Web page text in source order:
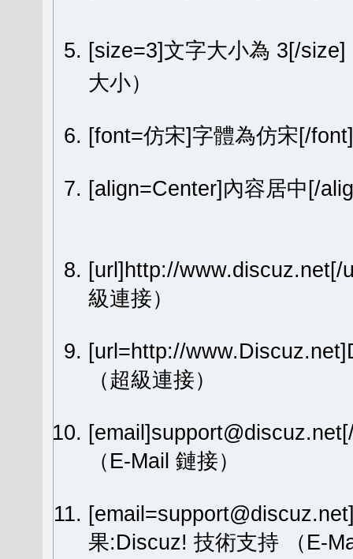
[size=3]文字大小為 3[/
大小）
[font=仿宋]字體為仿宋[/
[align=Center]內容居中[/
[url]http://
級連接）
[url=http://
（超級連接）
（E-Mail 鏈接）
果:Discuz! 技術支持 （E-